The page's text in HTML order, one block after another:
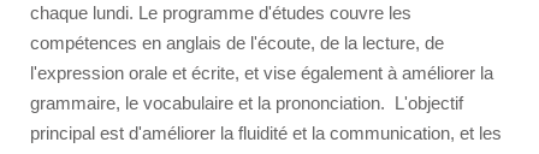
Erasmus+
Cours d'anglais Malte
Hébergement
chaque lundi. Le programme d'études couvre les
compétences en anglais de l'écoute, de la lecture, de
l'expression orale et écrite, et vise également à améliorer la
grammaire, le vocabulaire et la prononciation. L'objectif
principal est d'améliorer la fluidité et la communication, et les